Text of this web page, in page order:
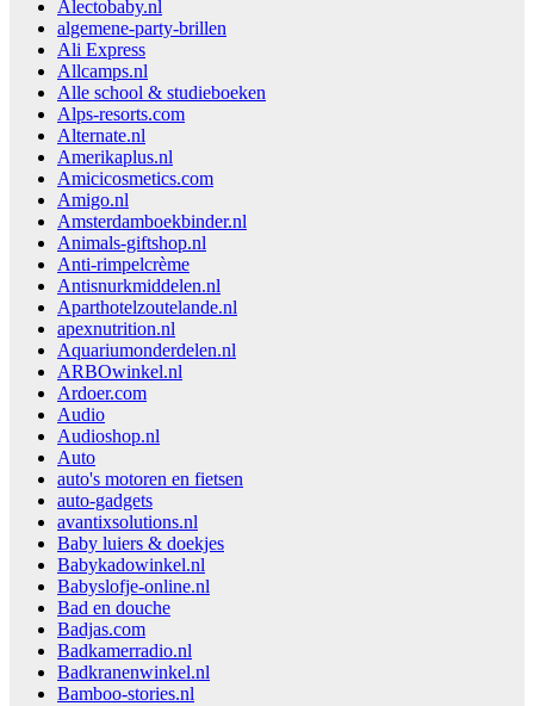
Alectobaby.nl
algemene-party-brillen
Ali Express
Allcamps.nl
Alle school & studieboeken
Alps-resorts.com
Alternate.nl
Amerikaplus.nl
Amicicosmetics.com
Amigo.nl
Amsterdamboekbinder.nl
Animals-giftshop.nl
Anti-rimpelcrème
Antisnurkmiddelen.nl
Aparthotelzoutelande.nl
apexnutrition.nl
Aquariumonderdelen.nl
ARBOwinkel.nl
Ardoer.com
Audio
Audioshop.nl
Auto
auto's motoren en fietsen
auto-gadgets
avantixsolutions.nl
Baby luiers & doekjes
Babykadowinkel.nl
Babyslofje-online.nl
Bad en douche
Badjas.com
Badkamerradio.nl
Badkranenwinkel.nl
Bamboo-stories.nl